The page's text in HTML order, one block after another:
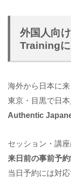
外国人向
Training
海外から日本に来
東京・目黒で日
Authentic
セッション・講
来日前の事前予約
当日予約には対